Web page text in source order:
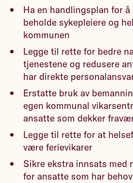
Ha en handlingsplan for
beholde sykepleiere og
kommunen
Legge til rette for bedre
tjenestene og redusere
har direkte
Erstatte bruk av
egen kommunal
ansatte som dekker
Legge til rette for at
være ferievikarer
Sikre ekstra innsats med
for ansatte som har